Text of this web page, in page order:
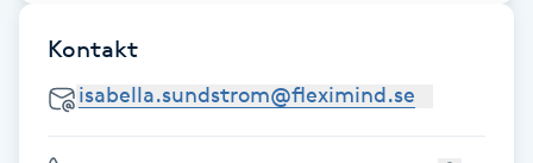
Face framing
Kontakt